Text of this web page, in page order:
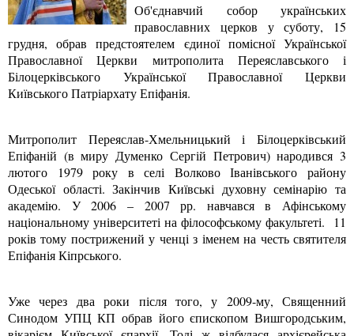
Об'єднавчий собор українських
православних церков у суботу, 15
грудня, обрав предстоятелем єдиної помісної Української
Православної Церкви митрополита Переяславського і
Білоцерківського Української Православної Церкви
Київського Патріархату Епіфанія.
Митрополит Переяслав-Хмельницький і Білоцерківський
Епіфаній (в миру Думенко Сергій Петрович) народився 3
лютого 1979 року в селі Волково Іванівського району
Одеської області. Закінчив Київські духовну семінарію та
академію. У 2006 – 2007 рр. навчався в Афінському
національному університеті на філософському факультеті. 11
років тому пострижений у ченці з іменем на честь святителя
Епіфанія Кіпрського.
Уже через два роки після того, у 2009-му, Священний
Синодом УПЦ КП обрав його єпископом Вишгородським,